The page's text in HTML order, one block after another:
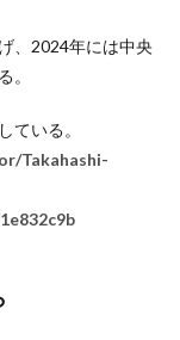
、2024年には中央
。
ている。
Takahashi-